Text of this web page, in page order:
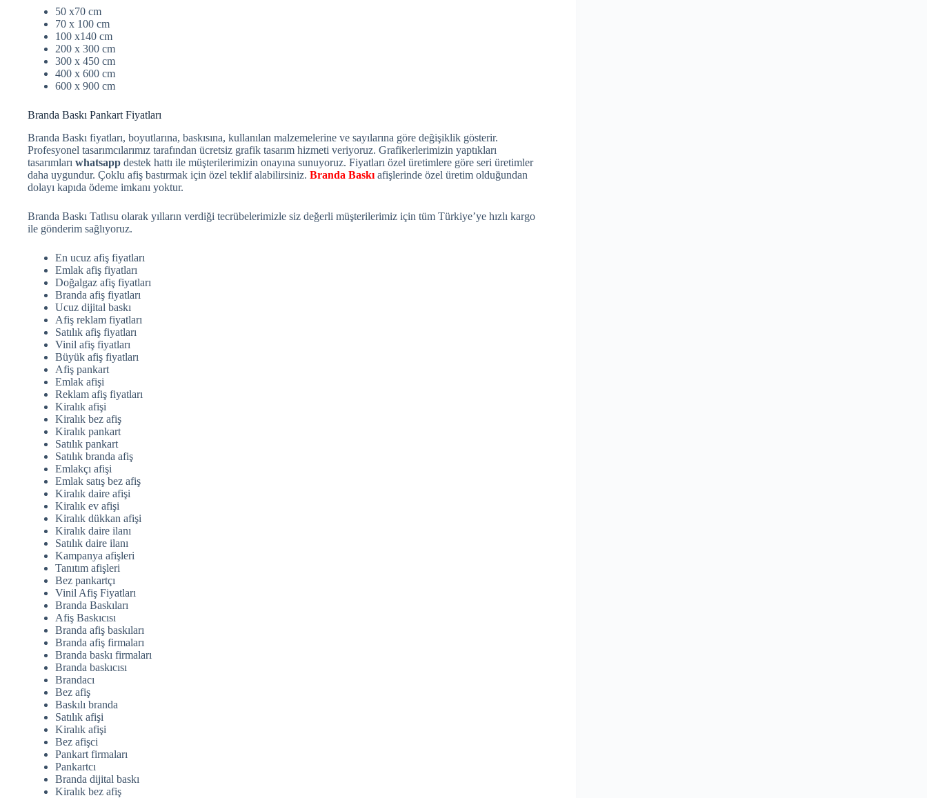
50 x70 cm
70 x 100 cm
100 x140 cm
200 x 300 cm
300 x 450 cm
400 x 600 cm
600 x 900 cm
Branda Baskı Pankart Fiyatları
Branda Baskı fiyatları, boyutlarına, baskısına, kullanılan malzemelerine ve sayılarına göre değişiklik gösterir.
Profesyonel tasarımcılarımız tarafından ücretsiz grafik tasarım hizmeti veriyoruz. Grafikerlerimizin yaptıkları
tasarımları whatsapp destek hattı ile müşterilerimizin onayına sunuyoruz. Fiyatları özel üretimlere göre seri üretimler
daha uygundur. Çoklu afiş bastırmak için özel teklif alabilirsiniz. Branda Baskı afişlerinde özel üretim olduğundan
dolayı kapıda ödeme imkanı yoktur.
Branda Baskı Tatlısu olarak yılların verdiği tecrübelerimizle siz değerli müşterilerimiz için tüm Türkiye’ye hızlı kargo
ile gönderim sağlıyoruz.
En ucuz afiş fiyatları
Emlak afiş fiyatları
Doğalgaz afiş fiyatları
Branda afiş fiyatları
Ucuz dijital baskı
Afiş reklam fiyatları
Satılık afiş fiyatları
Vinil afiş fiyatları
Büyük afiş fiyatları
Afiş pankart
Emlak afişi
Reklam afiş fiyatları
Kiralık afişi
Kiralık bez afiş
Kiralık pankart
Satılık pankart
Satılık branda afiş
Emlakçı afişi
Emlak satış bez afiş
Kiralık daire afişi
Kiralık ev afişi
Kiralık dükkan afişi
Kiralık daire ilanı
Satılık daire ilanı
Kampanya afişleri
Tanıtım afişleri
Bez pankartçı
Vinil Afiş Fiyatları
Branda Baskıları
Afiş Baskıcısı
Branda afiş baskıları
Branda afiş firmaları
Branda baskı firmaları
Branda baskıcısı
Brandacı
Bez afiş
Baskılı branda
Satılık afişi
Kiralık afişi
Bez afişci
Pankart firmaları
Pankartcı
Branda dijital baskı
Kiralık bez afiş